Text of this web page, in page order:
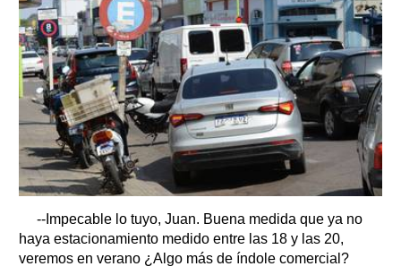
--Impecable lo tuyo, Juan. Buena medida que ya no
haya estacionamiento medido entre las 18 y las 20,
veremos en verano ¿Algo más de índole comercial?